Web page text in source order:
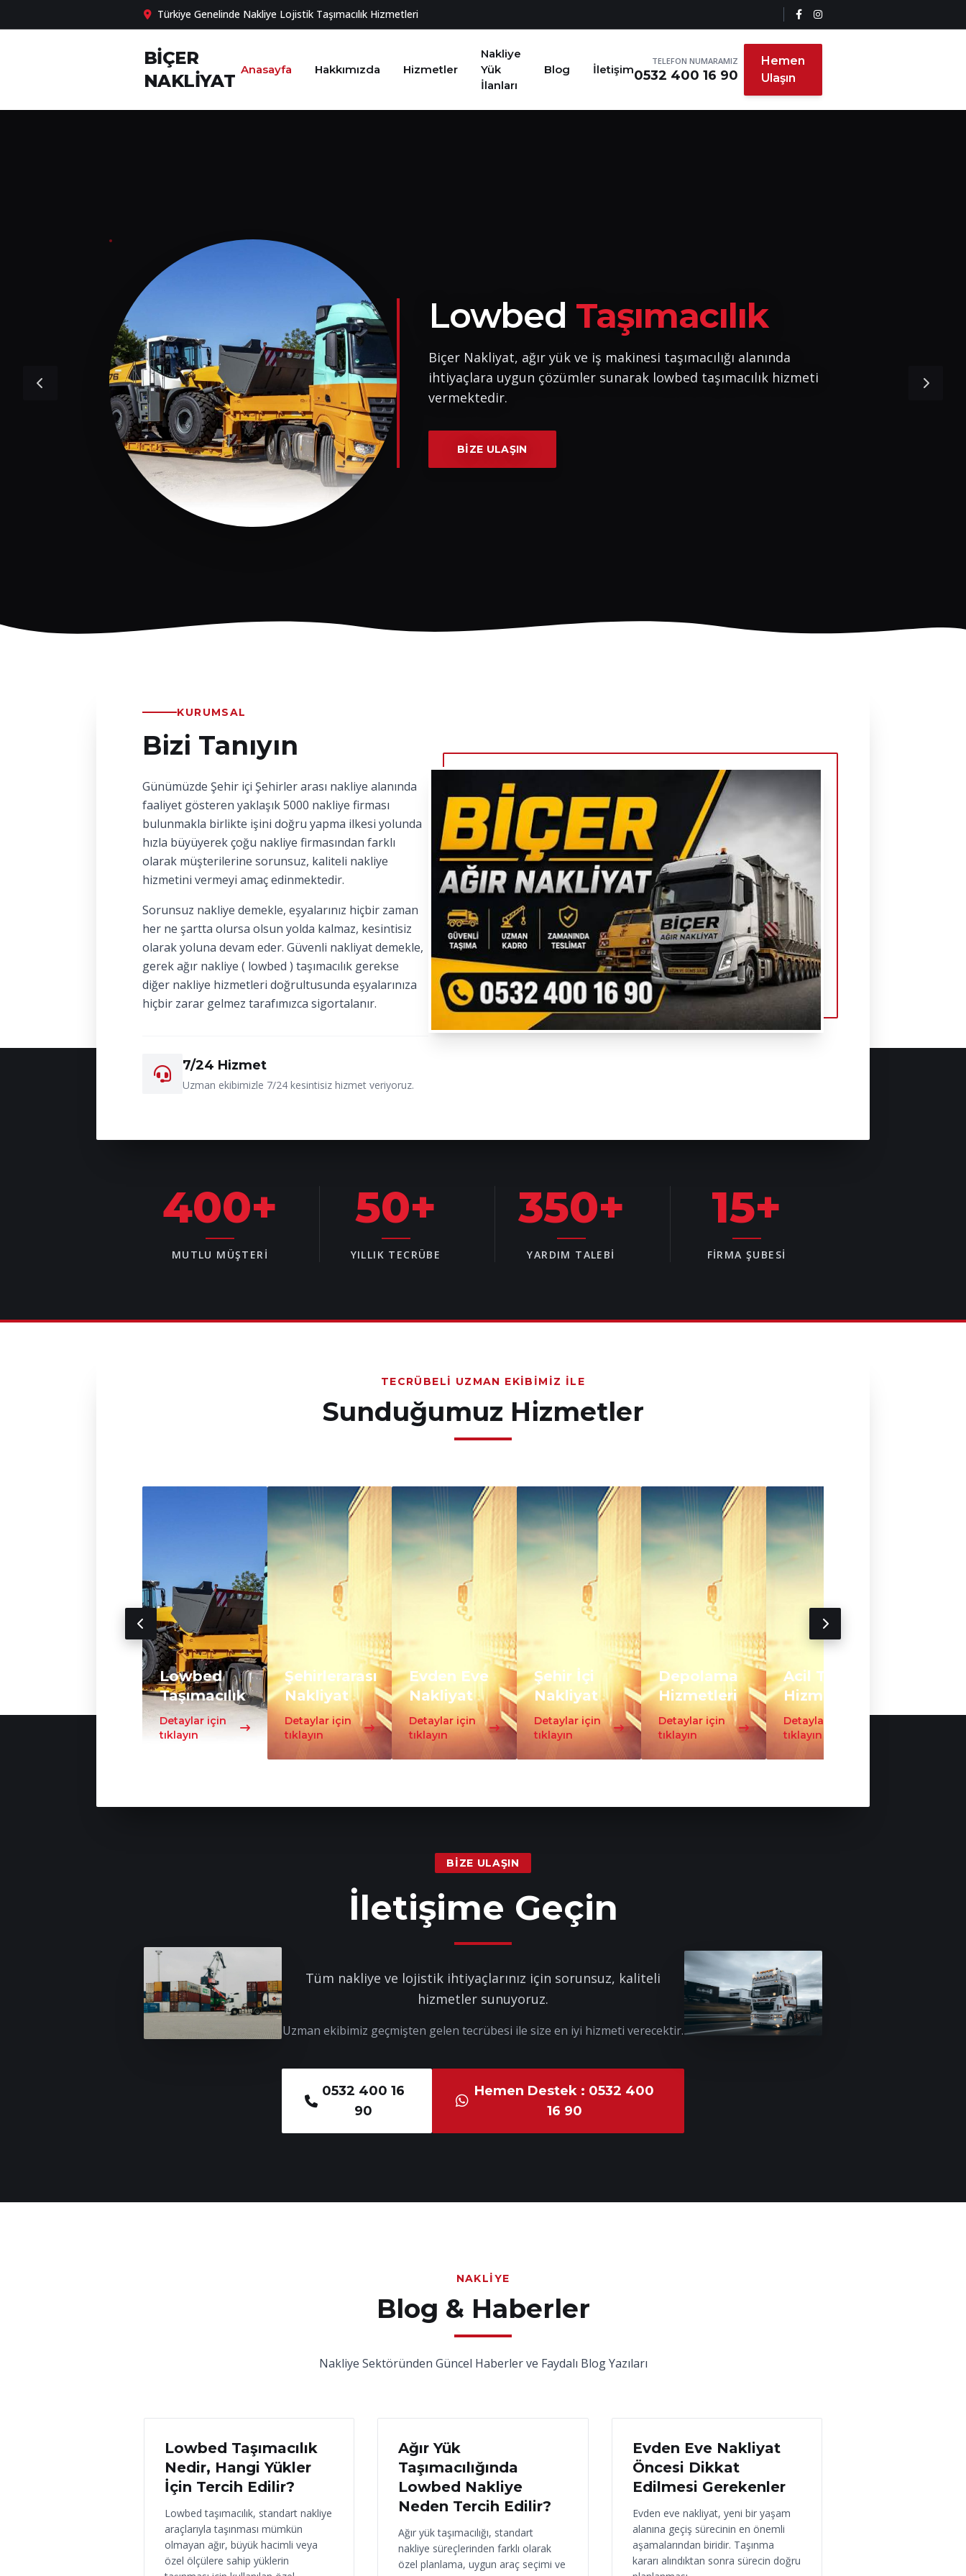
Türkiye Genelinde Nakliye Lojistik Taşımacılık Hizmetleri
BİÇER
NAKLİYAT
Anasayfa Hakkımızda Hizmetler
Nakliye
Yük
İlanları
Blog İletişim
TELEFON NUMARAMIZ
0532 400 16 90
Hemen
Ulaşın
Lowbed Taşımacılık
Biçer Nakliyat, ağır yük ve iş makinesi taşımacılığı alanında
ihtiyaçlara uygun çözümler sunarak lowbed taşımacılık hizmeti
vermektedir.
BIZE ULAŞIN
KURUMSAL
Bizi Tanıyın
Günümüzde Şehir içi Şehirler arası nakliye alanında
faaliyet gösteren yaklaşık 5000 nakliye firması
bulunmakla birlikte işini doğru yapma ilkesi yolunda
hızla büyüyerek çoğu nakliye firmasından farklı
olarak müşterilerine sorunsuz, kaliteli nakliye
hizmetini vermeyi amaç edinmektedir.
Sorunsuz nakliye demekle, eşyalarınız hiçbir zaman
her ne şartta olursa olsun yolda kalmaz, kesintisiz
olarak yoluna devam eder. Güvenli nakliyat demekle,
gerek ağır nakliye ( lowbed ) taşımacılık gerekse
diğer nakliye hizmetleri doğrultusunda eşyalarınıza
hiçbir zarar gelmez tarafımızca sigortalanır.
7/24 Hizmet
Uzman ekibimizle 7/24 kesintisiz hizmet veriyoruz.
400+
MUTLU MÜŞTERI
50+
YILLIK TECRÜBE
350+
YARDIM TALEBI
15+
FIRMA ŞUBESI
TECRÜBELI UZMAN EKIBIMIZ İLE
Sunduğumuz Hizmetler
Lowbed
Taşımacılık
Detaylar için
tıklayın
Şehirlerarası
Nakliyat
Detaylar için
tıklayın
Evden Eve
Nakliyat
Detaylar için
tıklayın
Şehir İçi
Nakliyat
Detaylar için
tıklayın
Depolama
Hizmetleri
Detaylar için
tıklayın
Acil Taşıma
Hizmeti
Detaylar için
tıklayın
BIZE ULAŞIN
İletişime Geçin
Tüm nakliye ve lojistik ihtiyaçlarınız için sorunsuz, kaliteli
hizmetler sunuyoruz.
Uzman ekibimiz geçmişten gelen tecrübesi ile size en iyi hizmeti verecektir.
0532 400 16
90
Hemen Destek : 0532 400
16 90
NAKLIYE
Blog & Haberler
Nakliye Sektöründen Güncel Haberler ve Faydalı Blog Yazıları
18 Haziran 2026
Lowbed Taşımacılık
Nedir, Hangi Yükler
İçin Tercih Edilir?
Lowbed taşımacılık, standart nakliye
araçlarıyla taşınması mümkün
olmayan ağır, büyük hacimli veya
özel ölçülere sahip yüklerin
17 Haziran 2026
Ağır Yük
Taşımacılığında
Lowbed Nakliye
Neden Tercih Edilir?
Ağır yük taşımacılığı, standart
nakliye süreçlerinden farklı olarak
özel planlama, uygun araç seçimi ve
16 Haziran 2026
Evden Eve Nakliyat
Öncesi Dikkat
Edilmesi Gerekenler
Evden eve nakliyat, yeni bir yaşam
alanına geçiş sürecinin en önemli
aşamalarından biridir. Taşınma
kararı alındıktan sonra sürecin doğru